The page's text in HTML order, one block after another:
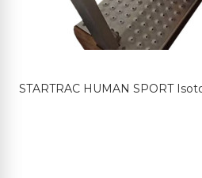
STARTRAC HUMAN SPORT